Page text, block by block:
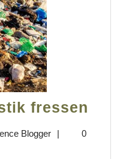
fressen
BloggerScience
|
0